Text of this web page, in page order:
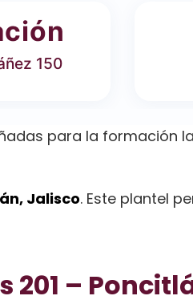
150
para la formación
Jalisco. Este plantel
201 –